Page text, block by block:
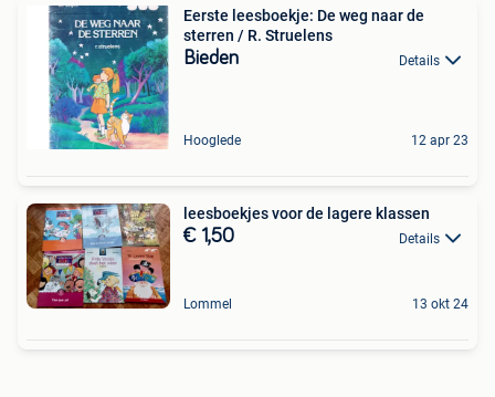
Eerste leesboekje: De weg naar de
sterren / R. Struelens
Bieden Details
Hooglede 12 apr 23
leesboekjes voor de lagere klassen
€ 1,50 Details
Lommel 13 okt 24